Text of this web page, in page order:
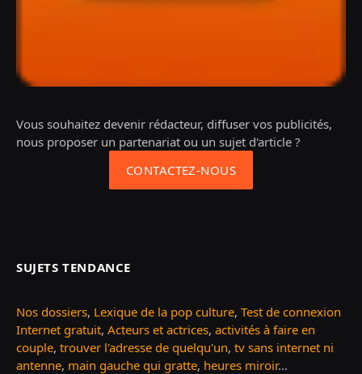
Vous souhaitez devenir rédacteur, diffuser vos publicités,
nous proposer un partenariat ou un sujet d'article ?
CONTACTEZ-NOUS
SUJETS TENDANCE
Nos dossiers, Lexique de la pop culture, Test de connexion
Internet gratuit, Acteurs et actrices, activités à faire en
couple, trouver l'adresse de quelqu'un, tv sans internet ni
antenne, main gauche qui gratte, heures miroir...